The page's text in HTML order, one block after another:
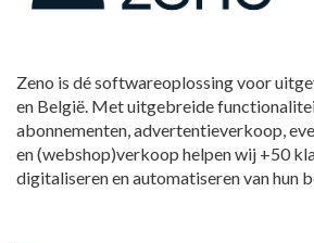
Zeno is dé softwareoplossing voor
en België. Met uitgebreide
abonnementen, advertentieverkoop,
en (webshop)verkoop helpen wij +50
digitaliseren en automatiseren van hun